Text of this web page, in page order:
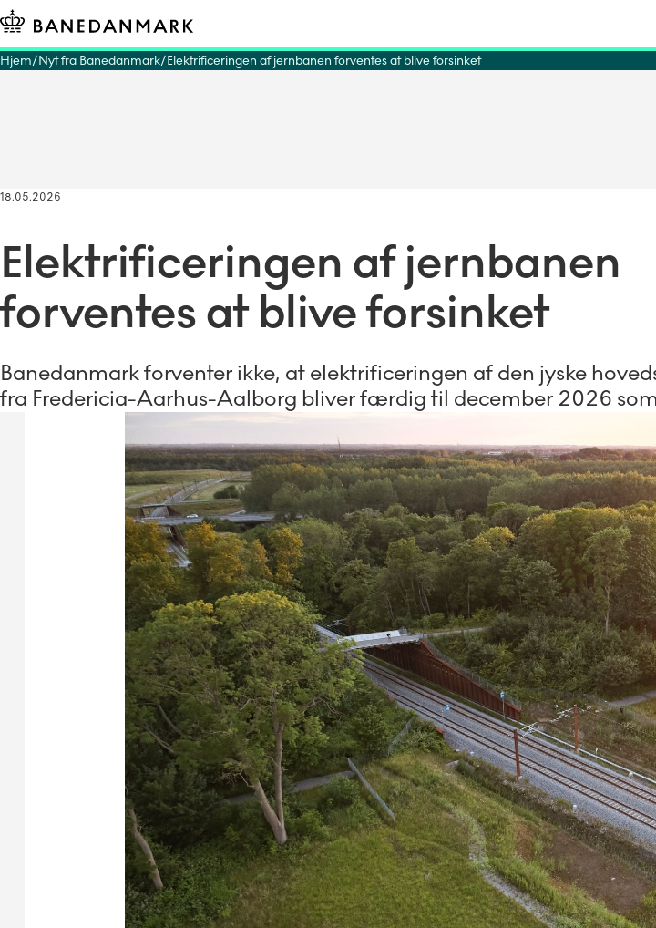
Hjem Nyt fra Banedanmark Elektrificeringen af jernbanen forventes at blive forsinket
18.05.2026
Elektrificeringen af jernbanen
forventes at blive forsinket
Banedanmark forventer ikke, at elektrificeringen af den jyske
fra Fredericia-Aarhus-Aalborg bliver færdig til december 2026